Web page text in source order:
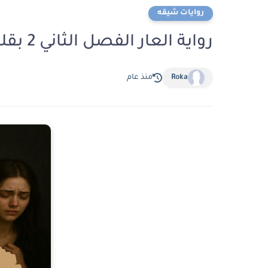
روايات شيقه
رواية العار الفصل الثاني 2 بقلم نور الشامي
Roka منذ عام